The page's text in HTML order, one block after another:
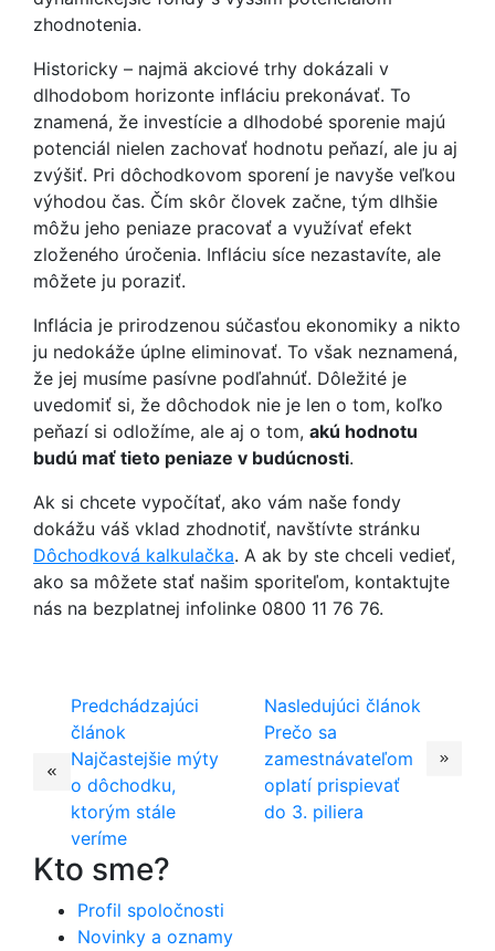
zhodnotenia.
Historicky – najmä akciové trhy dokázali v
dlhodobom horizonte infláciu prekonávať. To
znamená, že investície a dlhodobé sporenie majú
potenciál nielen zachovať hodnotu peňazí, ale ju aj
zvýšiť. Pri dôchodkovom sporení je navyše veľkou
výhodou čas. Čím skôr človek začne, tým dlhšie
môžu jeho peniaze pracovať a využívať efekt
zloženého úročenia. Infláciu síce nezastavíte, ale
môžete ju poraziť.
Inflácia je prirodzenou súčasťou ekonomiky a nikto
ju nedokáže úplne eliminovať. To však neznamená,
že jej musíme pasívne podľahnúť. Dôležité je
uvedomiť si, že dôchodok nie je len o tom, koľko
peňazí si odložíme, ale aj o tom, akú hodnotu
budú mať tieto peniaze v budúcnosti.
Ak si chcete vypočítať, ako vám naše fondy
dokážu váš vklad zhodnotiť, navštívte stránku
Dôchodková kalkulačka. A ak by ste chceli vedieť,
ako sa môžete stať našim sporiteľom, kontaktujte
nás na bezplatnej infolinke 0800 11 76 76.
Predchádzajúci
článok
Najčastejšie mýty
o dôchodku,
ktorým stále
veríme
Nasledujúci článok
Prečo sa
zamestnávateľom
oplatí prispievať
do 3. piliera
Kto sme?
Profil spoločnosti
Novinky a oznamy